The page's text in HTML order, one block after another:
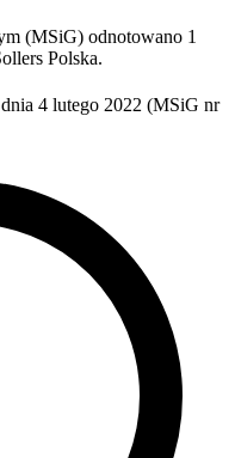
(MSiG) odnotowano 1
Polska.
4 lutego 2022 (MSiG nr